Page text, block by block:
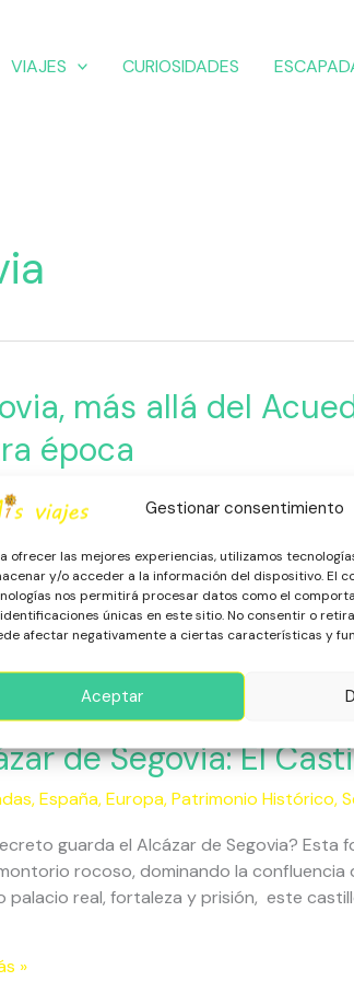
Gestionar consentimiento
ofrecer las mejores experiencias, utilizamos
y/o acceder a la información del dispositivo. El
nos permitirá procesar datos como el
únicas en este sitio. No consentir o
afectar negativamente a ciertas características y
Aceptar
VIAJES CURIOSIDADES
más allá del
época
Acueducto de Segovia ¿Porqué elegir
luego está Segovia. Basta con poner un
El sol cae sobre el Acueducto romano,
»
de Segovia: El
,España,Europa,Patrimonio Histórico,
guarda el Alcázar de Segovia?
rocoso, dominando la confluencia
palacio real, fortaleza y prisión, este
»